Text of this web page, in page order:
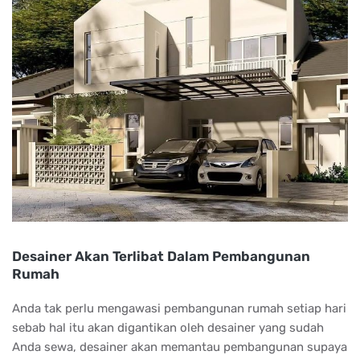
Desainer Akan Terlibat Dalam Pembangunan
Rumah
Anda tak perlu mengawasi pembangunan rumah setiap hari
sebab hal itu akan digantikan oleh desainer yang sudah
Anda sewa, desainer akan memantau pembangunan supaya